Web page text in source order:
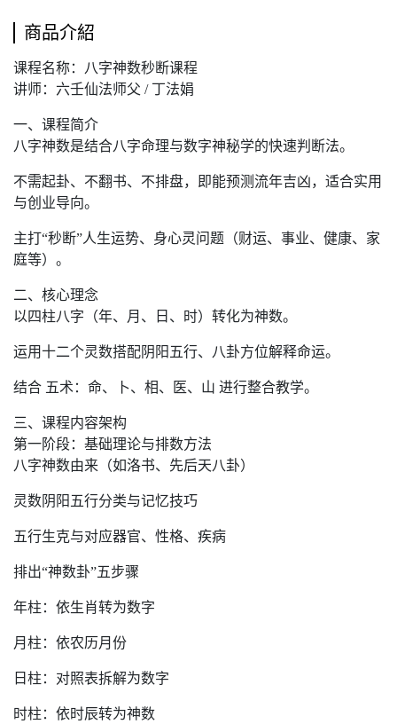
商品介紹
课程名称：八字神数秒断课程
讲师：六壬仙法师父 / 丁法娟
一、课程简介
八字神数是结合八字命理与数字神秘学的快速判断法。
不需起卦、不翻书、不排盘，即能预测流年吉凶，适合实用
与创业导向。
主打“秒断”人生运势、身心灵问题（财运、事业、健康、家
庭等）。
二、核心理念
以四柱八字（年、月、日、时）转化为神数。
运用十二个灵数搭配阴阳五行、八卦方位解释命运。
结合 五术：命、卜、相、医、山 进行整合教学。
三、课程内容架构
第一阶段：基础理论与排数方法
八字神数由来（如洛书、先后天八卦）
灵数阴阳五行分类与记忆技巧
五行生克与对应器官、性格、疾病
排出“神数卦”五步骤
年柱：依生肖转为数字
月柱：依农历月份
日柱：对照表拆解为数字
时柱：依时辰转为神数